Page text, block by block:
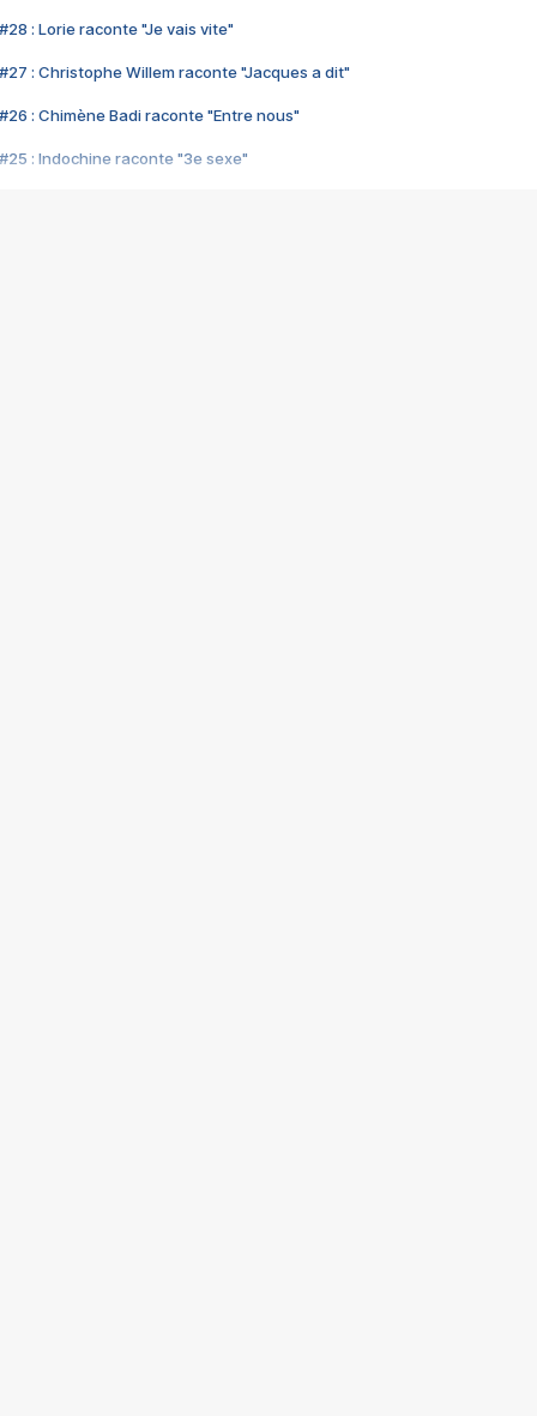
#28 : Lorie raconte "Je vais vite"
#27 : Christophe Willem raconte "Jacques a dit"
#26 : Chimène Badi raconte "Entre nous"
#25 : Indochine raconte "3e sexe"